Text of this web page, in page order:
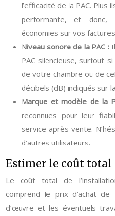
l’efficacité de la PAC. Plus
performante, et donc,
économies sur vos factures
Niveau sonore de la PAC :
PAC silencieuse, surtout
de votre chambre ou de
décibels (dB) indiqués sur
Marque et modèle de la
reconnues pour leur
service après-vente.
d’autres utilisateurs.
Estimer le coût
Le coût total de
comprend le prix d’achat
d’œuvre et les éventuels